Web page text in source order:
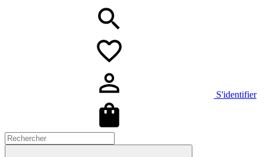
S'identifier